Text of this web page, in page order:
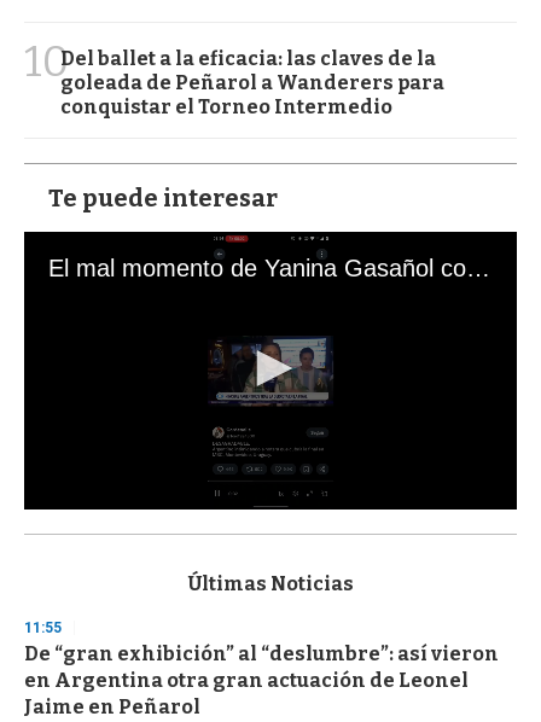
10Del ballet a la eficacia: las claves de la
goleada de Peñarol a Wanderers para
conquistar el Torneo Intermedio
Te puede interesar
El mal momento de Yanina Gasañol con un hincha argentino en "Subrayado"
s
d
s
o
f
3
Últimas Noticias
11:55
De “gran exhibición” al “deslumbre”: así vieron
en Argentina otra gran actuación de Leonel
Jaime en Peñarol